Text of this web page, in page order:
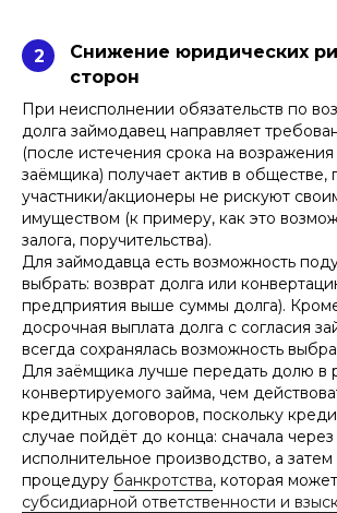
2
Снижение юридических
сторон
При неисполнении обязательств по
долга займодавец направляет
(после истечения срока на
заёмщика) получает актив в обществе,
участники/акционеры не рискуют
имуществом (к примеру, как это
залога, поручительства).
Для займодавца есть возможность
выбрать: возврат долга или
предприятия выше суммы долга).
досрочная выплата долга с согласия
всегда сохранялась возможность
Для заёмщика лучше передать долю в
конвертируемого займа, чем
кредитных договоров, поскольку
случае пойдёт до конца: сначала через
исполнительное производство, а затем
процедуру банкротства, которая
субсидиарной ответственности и